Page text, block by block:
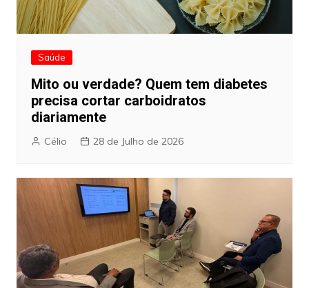
Saúde
Mito ou verdade? Quem tem diabetes
precisa cortar carboidratos
diariamente
Célio 28 de Julho de 2026